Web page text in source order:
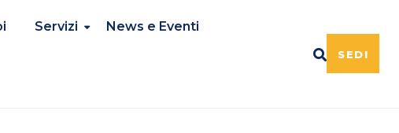
Servizi News e Eventi
SEDI